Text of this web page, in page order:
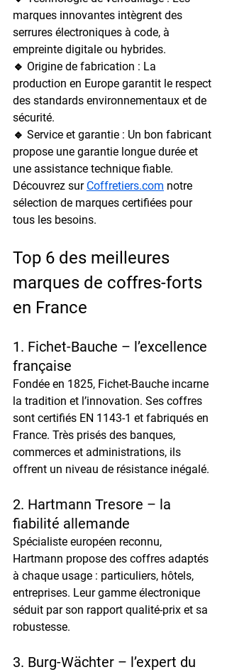
marques innovantes intègrent des
serrures électroniques à code, à
empreinte digitale ou hybrides.
🔹 Origine de fabrication : La
production en Europe garantit le respect
des standards environnementaux et de
sécurité.
🔹 Service et garantie : Un bon fabricant
propose une garantie longue durée et
une assistance technique fiable.
Découvrez sur Coffretiers.com notre
sélection de marques certifiées pour
tous les besoins.
Top 6 des meilleures
marques de coffres-forts
en France
1. Fichet-Bauche – l’excellence
française
Fondée en 1825, Fichet-Bauche incarne
la tradition et l’innovation. Ses coffres
sont certifiés EN 1143-1 et fabriqués en
France. Très prisés des banques,
commerces et administrations, ils
offrent un niveau de résistance inégalé.
2. Hartmann Tresore – la
fiabilité allemande
Spécialiste européen reconnu,
Hartmann propose des coffres adaptés
à chaque usage : particuliers, hôtels,
entreprises. Leur gamme électronique
séduit par son rapport qualité-prix et sa
robustesse.
3. Burg-Wächter – l’expert du